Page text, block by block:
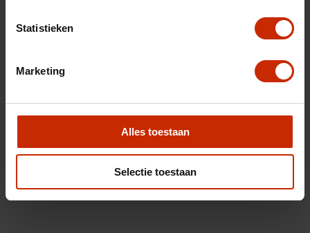
Statistieken
Marketing
Alles toestaan
Selectie toestaan